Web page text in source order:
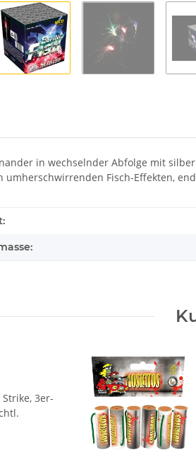
in wechselnder Abfolge mit
umherschwirrenden Fisch-Effekten,